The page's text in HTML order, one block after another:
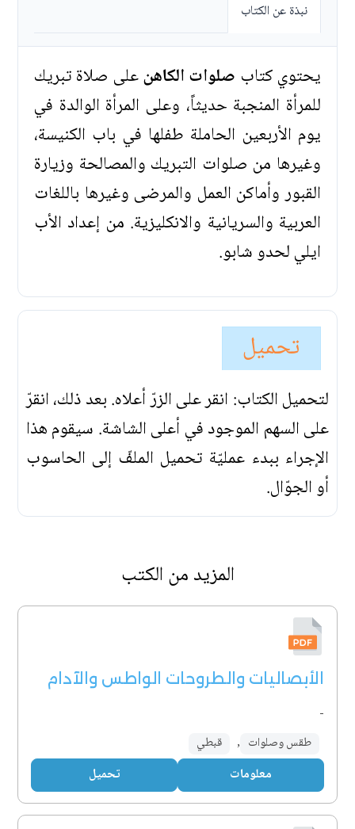
نبذة عن الكتاب
يحتوي كتاب صلوات الكاهنعلى صلاة تبريك
للمرأة المنجبة حديثاً، وعلى المرأة الوالدة في
يوم الأربعين الحاملة طفلها في باب الكنيسة،
وغيرها من صلوات التبريك والمصالحة وزيارة
القبور وأماكن العمل والمرضى وغيرها باللغات
العربية والسريانية والانكليزية. من إعداد الأب
ايلي لحدو شابو.
تحميل
لتحميل الكتاب: انقر على الزرّ أعلاه. بعد ذلك، انقرّ
على السهم الموجود في أعلى الشاشة. سيقوم هذا
الإجراء ببدء عمليّة تحميل الملفّ إلى الحاسوب
أو الجوّال.
المزيد من الكتب
الأبصاليات والطروحات الواطس والآدام
-
طقس وصلوات , قبطي
معلومات تحميل